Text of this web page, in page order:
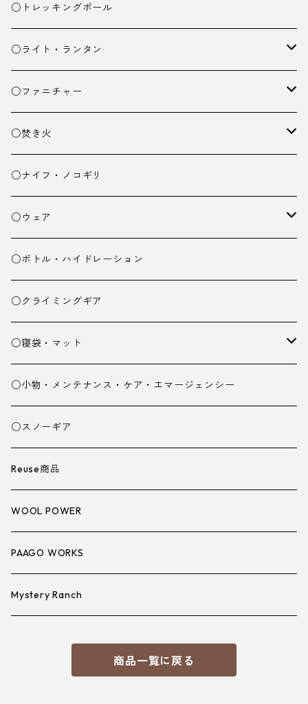
ザック小物
バーナー
カトラリー
クッキング小物
テント
タープ
ペグ・ハンマー・小物
○トレッキングポール
○ライト・ランタン
ライト
ランタン
○ファニチャー
テーブル
チェア
○焚き火
焚き火台
焚き火小物
○ナイフ・ノコギリ
○ウェア
ミドルレイヤー
ベースレイヤー
パンツ
グローブ
スパッツ・ゲイター
衣類小物
アイウェア
○ボトル・ハイドレーション
○クライミングギア
○寝袋・マット
寝袋
マット
寝具小物
○小物・メンテナンス・ケア・エマージェンシー
○スノーギア
Reuse商品
WOOL POWER
PAAGO WORKS
Mystery Ranch
商品一覧に戻る